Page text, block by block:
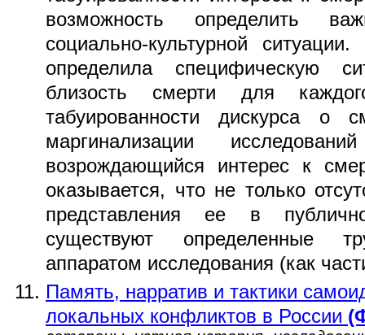
возможность определить
социально-культурной
определила специфическую
близость смерти для
табуированности дискурса о
маргинализации
возрождающийся интерес к
оказывается, что не только
представления ее в
существуют определенные
аппаратом исследования (как
Память, нарратив и тактики
локальных конфликтов в России